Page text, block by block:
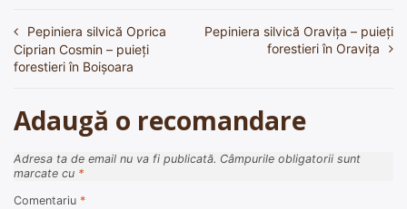
Navigare
în
Pepiniera silvică Oprica
Ciprian Cosmin – puieți
forestieri în Boişoara
Pepiniera silvică Oraviţa – puieți
forestieri în Oraviţa
Adaugă o recomandare
Adresa ta de email nu va fi publicată. Câmpurile obligatorii sunt
marcate cu *
Comentariu *